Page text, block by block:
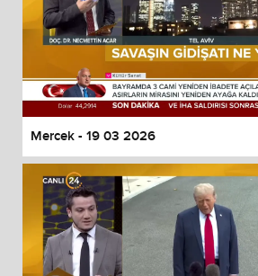
Mercek - 19 03 2026